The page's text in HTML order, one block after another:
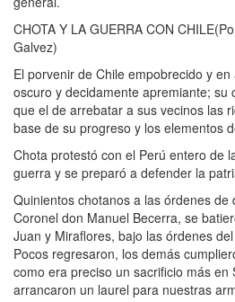
CHOTA Y LA GUERRA CON
Galvez)
El porvenir de Chile empobrecido y
oscuro y decidamente apremiante; su
que el de arrebatar a sus vecinos las
base de su progreso y los elementos
Chota protestó con el Perú entero de
guerra y se preparó a defender la
Quinientos chotanos a las órdenes de
Coronel don Manuel Becerra, se
Juan y Miraflores, bajo las órdenes
Pocos regresaron, los demás
como era preciso un sacrificio más en
arrancaron un laurel para nuestras